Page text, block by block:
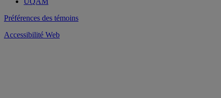
Préférences des témoins
Accessibilité Web